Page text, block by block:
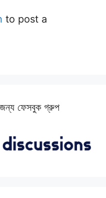
to post a
জন্য ফেসবুক গ্রুপ